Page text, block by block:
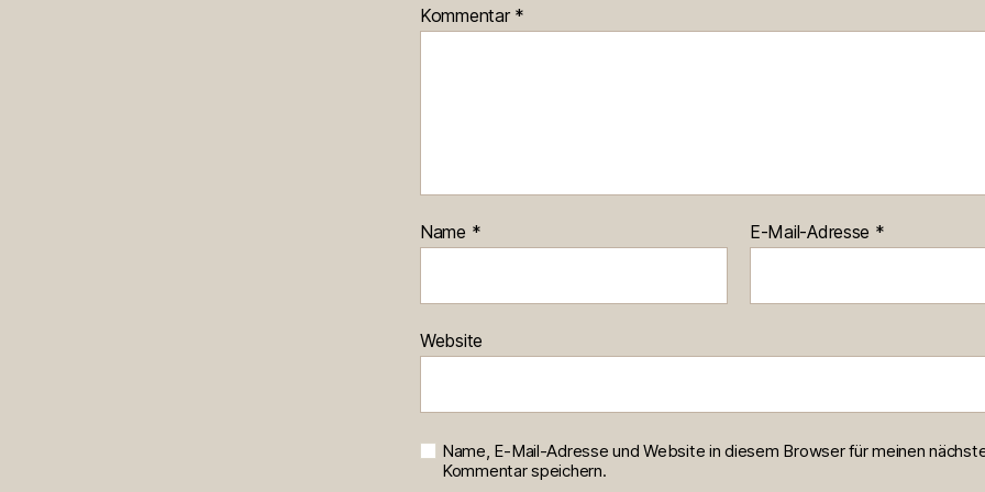
Kommentar *
Name * E-Mail-Adresse *
Website
Name, E-Mail-Adresse und Website in diesem Browser für meinen
Kommentar speichern.